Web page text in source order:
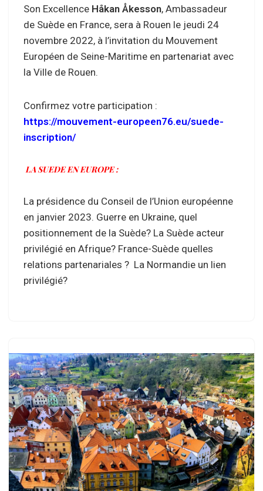
Son Excellence Håkan Åkesson, Ambassadeur
de Suède en France, sera à Rouen le jeudi 24
novembre 2022, à l’invitation du Mouvement
Européen de Seine-Maritime en partenariat avec
la Ville de Rouen.
Confirmez votre participation :
https://mouvement-europeen76.eu/suede-
inscription/
LA SUEDE EN EUROPE :
La présidence du Conseil de l’Union européenne
en janvier 2023. Guerre en Ukraine, quel
positionnement de la Suède? La Suède acteur
privilégié en Afrique? France-Suède quelles
relations partenariales ? La Normandie un lien
privilégié?